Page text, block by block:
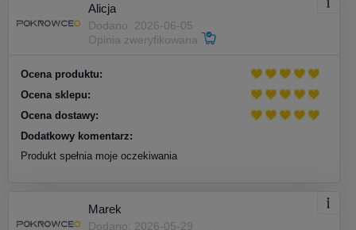
Alicja
Dodano: 2026-06-05
Opinia zweryfikowana
Ocena produktu:
Ocena sklepu:
Ocena dostawy:
Dodatkowy komentarz:
Produkt spełnia moje oczekiwania
Marek
Dodano: 2026-05-29